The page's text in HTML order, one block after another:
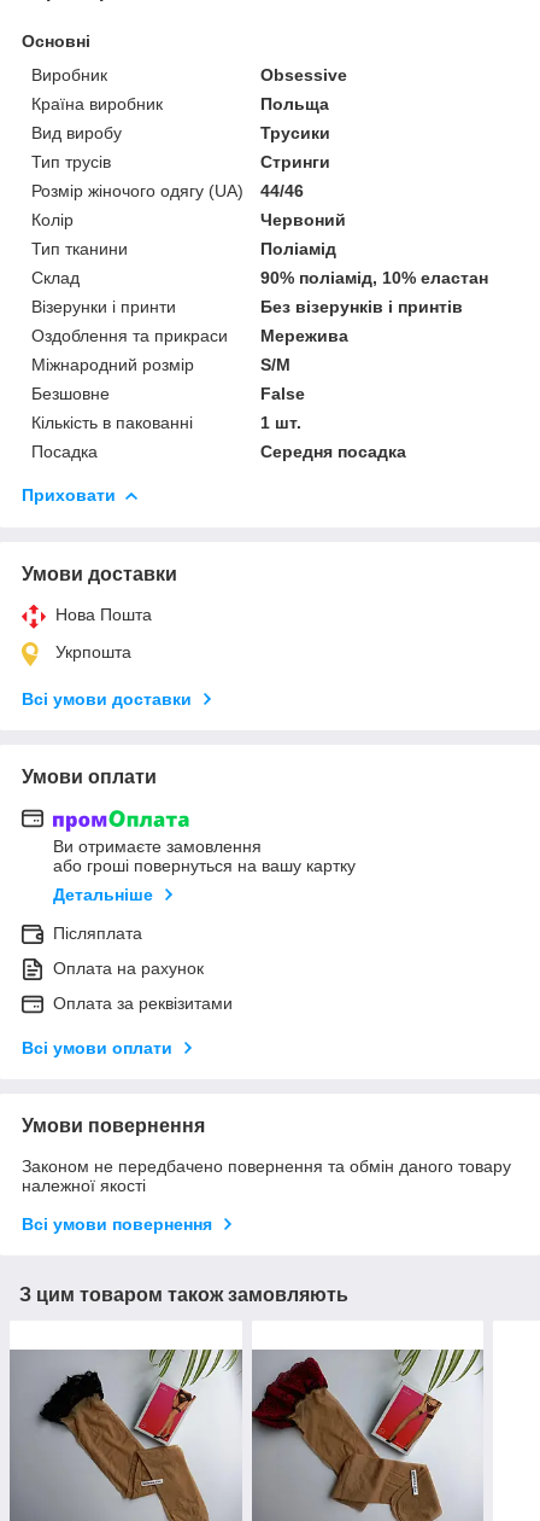
Основні
Виробник
Obsessive
Країна виробник
Польща
Вид виробу
Трусики
Тип трусів
Стринги
Розмір жіночого одягу (UA)
44/46
Колір
Червоний
Тип тканини
Поліамід
Склад
90% поліамід, 10% еластан
Візерунки і принти
Без візерунків і принтів
Оздоблення та прикраси
Мережива
Міжнародний розмір
S/M
Безшовне
False
Кількість в пакованні
1 шт.
Посадка
Середня посадка
Приховати
Умови доставки
Нова Пошта
Укрпошта
Всі умови доставки
Умови оплати
Ви отримаєте замовлення
або гроші повернуться на вашу картку
Детальніше
Післяплата
Оплата на рахунок
Оплата за реквізитами
Всі умови оплати
Умови повернення
Законом не передбачено повернення та обмін даного товару
належної якості
Всі умови повернення
З цим товаром також замовляють